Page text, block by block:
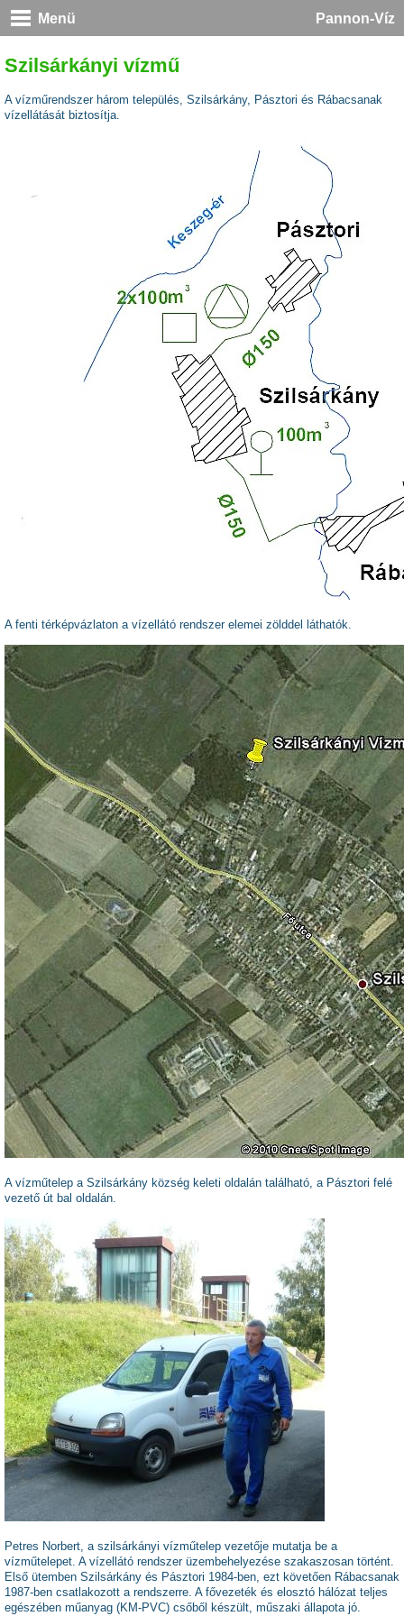
Menü Pannon-Víz
Szilsárkányi vízmű
A vízműrendszer három település, Szilsárkány, Pásztori és Rábacsanak
vízellátását biztosítja.
A fenti térképvázlaton a vízellátó rendszer elemei zölddel láthatók.
A vízműtelep a Szilsárkány község keleti oldalán található, a Pásztori felé
vezető út bal oldalán.
Petres Norbert, a szilsárkányi vízműtelep vezetője mutatja be a
vízműtelepet. A vízellátó rendszer üzembehelyezése szakaszosan történt.
Első ütemben Szilsárkány és Pásztori 1984-ben, ezt követően Rábacsanak
1987-ben csatlakozott a rendszerre. A fővezeték és elosztó hálózat teljes
egészében műanyag (KM-PVC) csőből készült, műszaki állapota jó.